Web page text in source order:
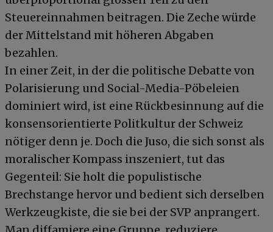
Steuereinnahmen beitragen. Die Zeche würde
der Mittelstand mit höheren Abgaben
bezahlen.
In einer Zeit, in der die politische Debatte von
Polarisierung und Social-Media-Pöbeleien
dominiert wird, ist eine Rückbesinnung auf die
konsensorientierte Politkultur der Schweiz
nötiger denn je. Doch die Juso, die sich sonst als
moralischer Kompass inszeniert, tut das
Gegenteil: Sie holt die populistische
Brechstange hervor und bedient sich derselben
Werkzeugkiste, die sie bei der SVP anprangert.